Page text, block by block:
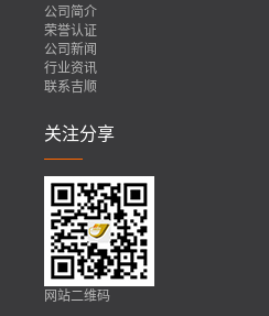
公司简介
荣誉认证
公司新闻
行业资讯
联系吉顺
关注分享
网站二维码